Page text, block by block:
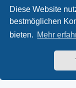
Diese Website
bestmöglichen
bieten. Mehr